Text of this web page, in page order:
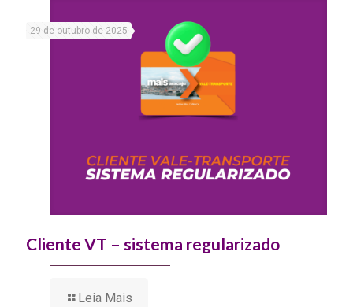
29 de outubro de 2025
Cliente VT – sistema regularizado
Leia Mais